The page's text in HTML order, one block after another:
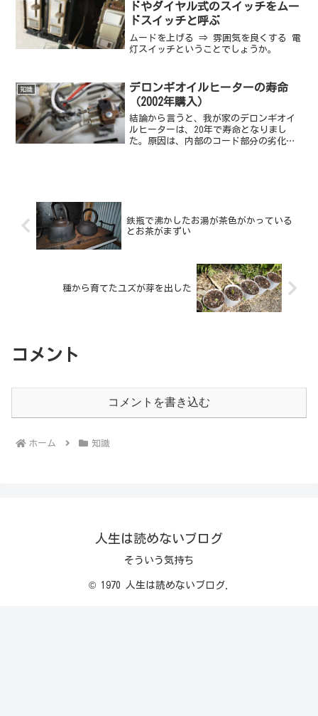
ドやダイヤル式のスイッチをムー
ドスイッチと呼ぶ
ムードを上げる ⇒ 雰囲気を良くする 電
灯スイッチということでしょうか。
知識
デロンギオイルヒーターの寿命
（2002年購入）
結論から言うと、我が家のデロンギオイ
ルヒーターは、20年で寿命となりまし
た。原因は、内部のコード部分の劣化で
鉄瓶で沸かしたお湯が茶色がかっている
とお茶がまずい
種から育てたユズが芽を出した
コメント
コメントを書き込む
ホーム 知識
人生は読めないブログ
そういう気持ち
© 1970 人生は読めないブログ.